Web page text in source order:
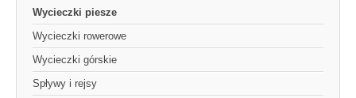
Wycieczki piesze
Wycieczki rowerowe
Wycieczki górskie
Spływy i rejsy